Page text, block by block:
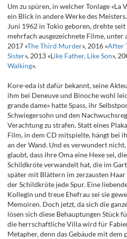
Um zu spüren, in welcher Tonlage «La
ein Blick in andere Werke des
Juni 1962 in Tokio geboren, drehte
mehrfach ausgezeichnete Filme, unter
2017 «The Third Murder», 2016 «After
Sister», 2013 «Like Father, Like Son»,
Walking».
Kore-eda ist dafür bekannt, seine
ihm bei Deneuve und Binoche wohl
grande dame» hatte Spass, ihr
Schwiegersohn und den
Verachtung zu strafen. Statt eines
Film, in dem CD mitspielte, hängt bei
an der Wand. Und es verwundert
glaubt, dass ihre Oma eine Hexe sei,
Schildkröte verwandelt hat, die im
später mit Blättern im zerzausten
der Schildkröte jede Spur. Eine
Kollegin und treue Ehefrau sei sie
Memoiren. Doch jetzt, da sich die
lösen sich diese Behauptungen Stück
die herrschaftliche Villa wird für
Metapher, denn das Gebäude mit